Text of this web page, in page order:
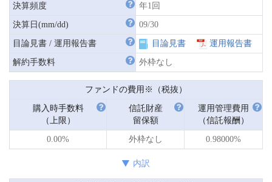
決算頻度 年1回
決算日(mm/dd) 09/30
目論見書 / 運用報告書 目論見書 運用報告書
解約手数料 外枠なし
ファンドの費用※（税抜）
購入時手数料
（上限）
信託財産
留保額
運用管理費用
（信託報酬）
0.00% 外枠なし 0.98000%
内訳